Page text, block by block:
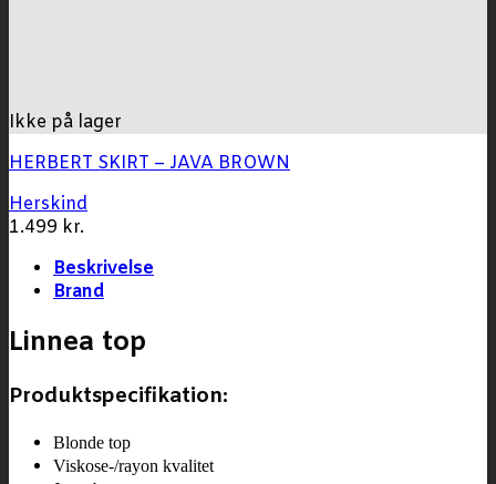
Ikke på lager
HERBERT SKIRT – JAVA BROWN
Herskind
1.499 kr.
Beskrivelse
Brand
Linnea top
Produktspecifikation:
Blonde top
Viskose-/rayon kvalitet